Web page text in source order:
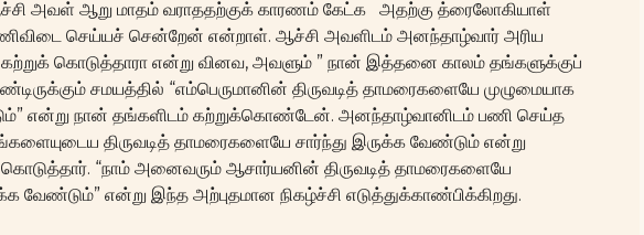
அவள் ஆறு மாதம் வராததற்குக் காரணம் கேட்க அதற்கு த்ரைலோகியாள்
செய்யச் சென்றேன் என்றாள். ஆச்சி அவளிடம் அனந்தாழ்வார் அரிய
கொடுத்தாரா என்று வினவ, அவளும் ” நான் இத்தனை காலம் தங்களுக்குப்
சமயத்தில் “எம்பெருமானின் திருவடித் தாமரைகளையே முழுமையாக
என்று நான் தங்களிடம் கற்றுக்கொண்டேன். அனந்தாழ்வானிடம் பணி செய்த
திருவடித் தாமரைகளையே சார்ந்து இருக்க வேண்டும் என்று
“நாம் அனைவரும் ஆசார்யனின் திருவடித் தாமரைகளையே
வேண்டும்” என்று இந்த அற்புதமான நிகழ்ச்சி எடுத்துக்காண்பிக்கிறது.